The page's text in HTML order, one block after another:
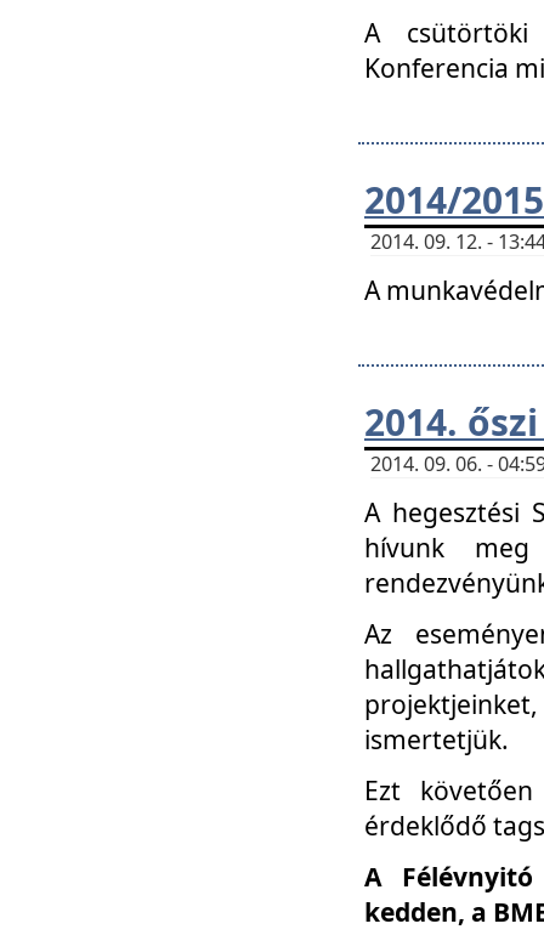
A csütörtöki
Konferencia
2014/
2014. 09. 12. -
A
2014.
2014. 09. 06. -
A hegesztési
hívunk
Az
ismertetjük.
Ezt
érdeklődő
A
kedden, a